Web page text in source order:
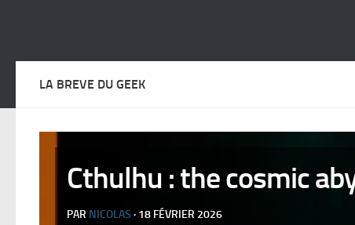
LA BREVE DU GEEK
Cthulhu : the cosmic
PAR NICOLAS · 18 FÉVRIER 2026